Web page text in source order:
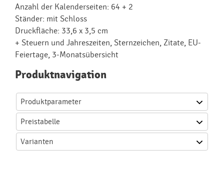
Anzahl der Kalenderseiten: 64 + 2
Ständer: mit Schloss
Druckfläche: 33,6 x 3,5 cm
+ Steuern und Jahreszeiten, Sternzeichen, Zitate, EU-
Feiertage, 3-Monatsübersicht
Produktnavigation
Produktparameter
Preistabelle
Varianten